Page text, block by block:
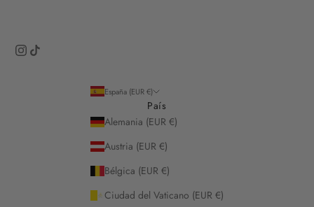
España (EUR €)
País
Alemania (EUR €)
Austria (EUR €)
Bélgica (EUR €)
Ciudad del Vaticano (EUR €)